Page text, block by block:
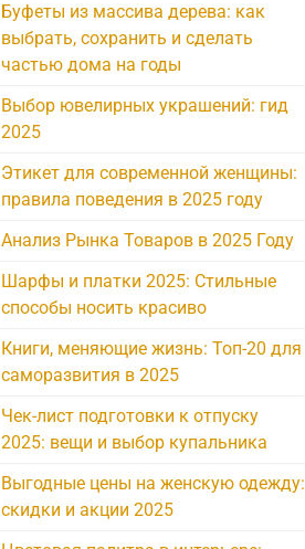
Буфеты из массива дерева: как
выбрать, сохранить и сделать
частью дома на годы
Выбор ювелирных украшений: гид
2025
Этикет для современной женщины:
правила поведения в 2025 году
Анализ Рынка Товаров в 2025 Году
Шарфы и платки 2025: Стильные
способы носить красиво
Книги, меняющие жизнь: Топ-20 для
саморазвития в 2025
Чек-лист подготовки к отпуску
2025: вещи и выбор купальника
Выгодные цены на женскую одежду:
скидки и акции 2025